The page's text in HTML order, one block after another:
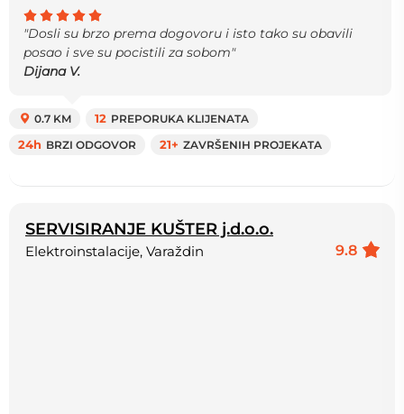
"Dosli su brzo prema dogovoru i isto tako su obavili
posao i sve su pocistili za sobom"
Dijana V.
0.7 KM 12 PREPORUKA KLIJENATA
24h BRZI ODGOVOR 21+ ZAVRŠENIH PROJEKATA
SERVISIRANJE KUŠTER j.d.o.o.
9.8
Elektroinstalacije, Varaždin